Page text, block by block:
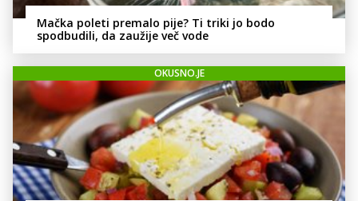
Mačka poleti premalo pije? Ti triki jo bodo
spodbudili, da zaužije več vode
OKUSNO.JE